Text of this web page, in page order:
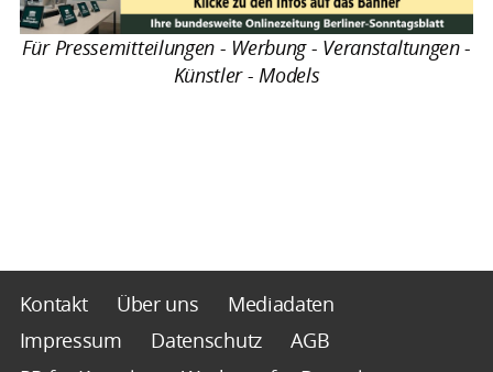
Für Pressemitteilungen - Werbung - Veranstaltungen -
Künstler - Models
Kontakt Über uns
Mediadaten
Impressum
Datenschutz
AGB